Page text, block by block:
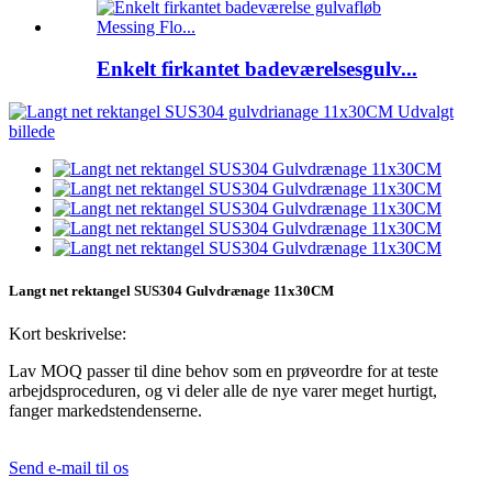
Enkelt firkantet badeværelsesgulv...
Langt net rektangel SUS304 Gulvdrænage 11x30CM
Kort beskrivelse:
Lav MOQ passer til dine behov som en prøveordre for at teste
arbejdsproceduren, og vi deler alle de nye varer meget hurtigt,
fanger markedstendenserne.
Send e-mail til os